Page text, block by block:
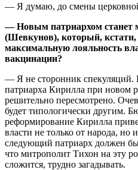
— Я думаю, до смены
— Новым патриархом станет
(Шевкунов), который, кстати,
максимальную лояльность
вакцинации?
— Я не сторонник спекуляций.
патриарха Кирилла при новом
решительно пересмотрено.
будет типологически другим.
реформирование Кирилла
власти не только от народа, но
следующий патриарх должен
что митрополит Тихон на эту
сложится, трудно загадывать.